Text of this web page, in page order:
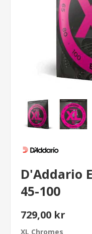
D'Addario
45-100
729,00 kr
XL Chromes